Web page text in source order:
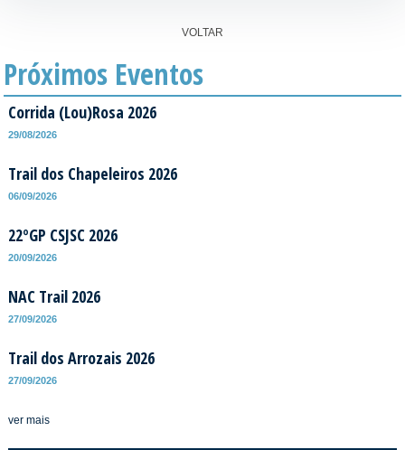
VOLTAR
Próximos Eventos
Corrida (Lou)Rosa 2026
29/08/2026
Trail dos Chapeleiros 2026
06/09/2026
22ºGP CSJSC 2026
20/09/2026
NAC Trail 2026
27/09/2026
Trail dos Arrozais 2026
27/09/2026
ver mais